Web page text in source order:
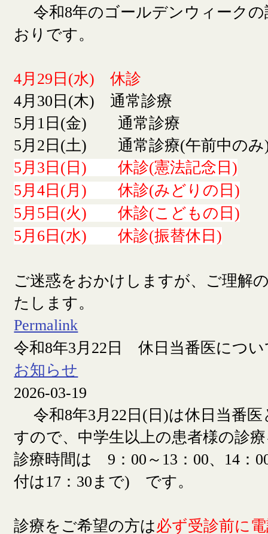
令和8年のゴールデンウィークの
おりです。
4月29日(水) 休診
4月30日(木) 通常診療
5月1日(金) 通常診療
5月2日(土) 通常診療(午前中のみ
5月3日(日) 休診(憲法記念日)
5月4日(月) 休診(みどりの日)
5月5日(火) 休診(こどもの日)
5月6日(水) 休診(振替休日)
ご迷惑をおかけしますが、ご理解
たします。
Permalink
令和8年3月22日 休日当番医につい
お知らせ
2026-03-19
令和8年3月22日(日)は休日当番
すので、中学生以上の患者様の診
診療時間は 9：00～13：00、14：
付は17：30まで) です。
診療をご希望の方は必ず受診前に